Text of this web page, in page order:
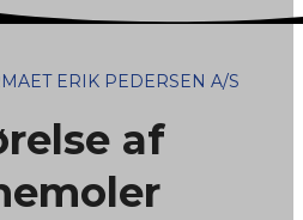
ERIK PEDERSEN A/S
af